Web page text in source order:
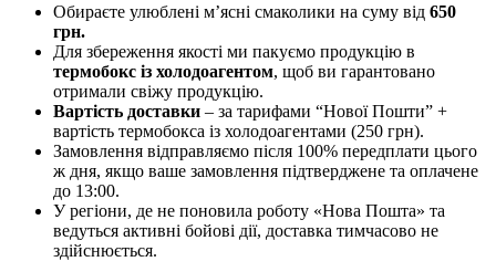
Обираєте улюблені м’ясні смаколики на суму від 650
грн.
Для збереження якості ми пакуємо продукцію в
термобокс із холодоагентом, щоб ви гарантовано
отримали свіжу продукцію.
Вартість доставки – за тарифами “Нової Пошти” +
вартість термобокса із холодоагентами (250 грн).
Замовлення відправляємо після 100% передплати цього
ж дня, якщо ваше замовлення підтверджене та оплачене
до 13:00.
У регіони, де не поновила роботу «Нова Пошта» та
ведуться активні бойові дії, доставка тимчасово не
здійснюється.